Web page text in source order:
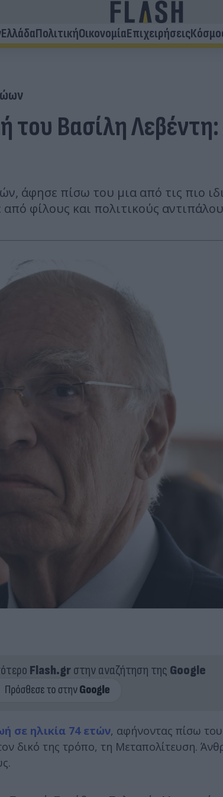
ΕλλάδαΠολιτικήΟικονομίαΕπιχειρήσεις
του Βασίλη
άφησε πίσω του μια από τις πιο
φίλους και πολιτικούς
Flash.grστην αναζήτηση της Google
σε ηλικία 74 ετών, αφήνοντας πίσω
δικό της τρόπο, τη Μεταπολίτευση.